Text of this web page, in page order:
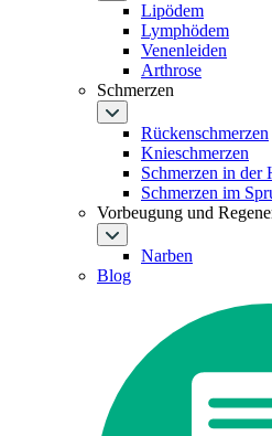
Lipödem
Lymphödem
Venenleiden
Arthrose
Schmerzen
Rückenschmerzen
Knieschmerzen
Schmerzen in der
Schmerzen im
Vorbeugung und
Narben
Blog